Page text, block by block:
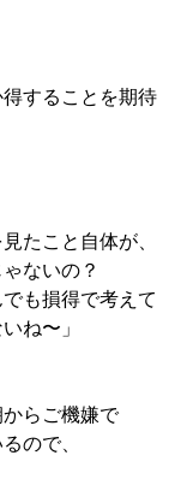
得することを期待
たこと自体が、
ないの？
も損得で考えて
ね〜」
らご機嫌で
ので、